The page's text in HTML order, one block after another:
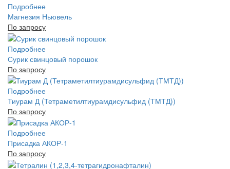
Подробнее
Магнезия Ньювель
По запросу
Подробнее
Сурик свинцовый порошок
По запросу
Подробнее
Тиурам Д (Тетраметилтиурамдисульфид (ТМТД))
По запросу
Подробнее
Присадка АКОР-1
По запросу